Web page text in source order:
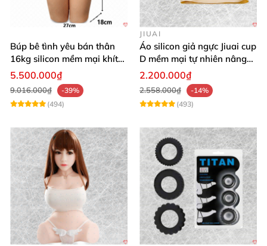
Búp bê tình yêu bán thân
16kg silicon mềm mại khít
hồng
5.500.000₫
9.016.000₫
-39%
(494)
JIUAI
Áo silicon giả ngực Jiuai cup
D mềm mại tự nhiên nâng
ngực
2.200.000₫
2.558.000₫
-14%
(493)